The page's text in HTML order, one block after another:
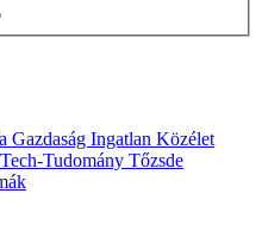
Gazdaság Ingatlan Közélet
Tech-Tudomány Tőzsde